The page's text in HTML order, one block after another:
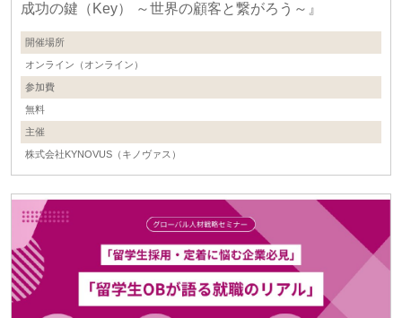
成功の鍵（Key） ～世界の顧客と繋がろう～』
開催場所
オンライン（オンライン）
参加費
無料
主催
株式会社KYNOVUS（キノヴァス）